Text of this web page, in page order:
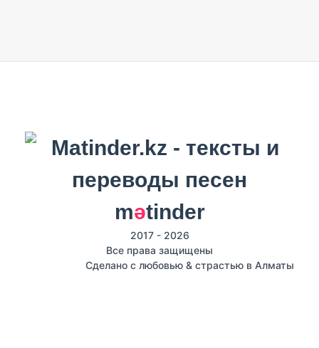
mәtinder
2017 - 2026
Все права защищены
Сделано с любовью & страстью в Алматы